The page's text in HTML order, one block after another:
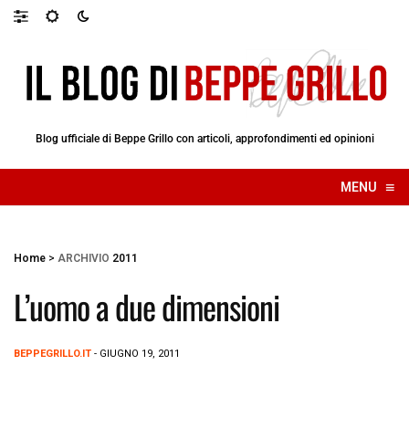
Blog ufficiale di Beppe Grillo con articoli, approfondimenti ed opinioni
MENU ≡
☰
Home > ARCHIVIO 2011
L’uomo a due dimensioni
BEPPEGRILLO.IT - GIUGNO 19, 2011